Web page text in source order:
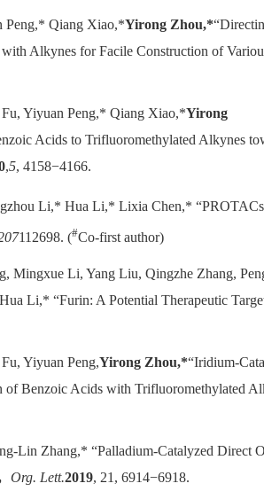
Peng,* Qiang Xiao,*Yirong Zhou,*
Alkynes for Facile Construction of
Yiyuan Peng,* Qiang Xiao,*Yirong
Acids to Trifluoromethylated Alkynes
,5, 4158−4166.
Li,* Hua Li,* Lixia Chen,*
112698. (#Co-first author)
Mingxue Li, Yang Liu, Qingzhe Zhang,
Li,* “Furin: A Potential Therapeutic
Yiyuan Peng,Yirong Zhou,*“Iridium-
Benzoic Acids with Trifluoromethylated
Lin Zhang,* “Palladium-Catalyzed Direct
Org. Lett.2019, 21, 6914−6918.